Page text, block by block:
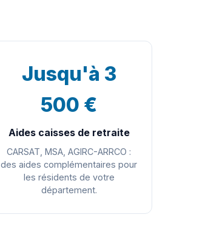
Jusqu'à 3
500 €
Aides caisses de retraite
CARSAT, MSA, AGIRC-ARRCO :
des aides complémentaires pour
les résidents de votre
département.